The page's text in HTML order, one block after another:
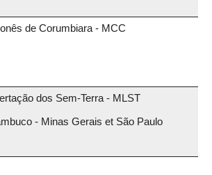
de Corumbiara - MCC
dos Sem-Terra - MLST
- Minas Gerais et São Paulo